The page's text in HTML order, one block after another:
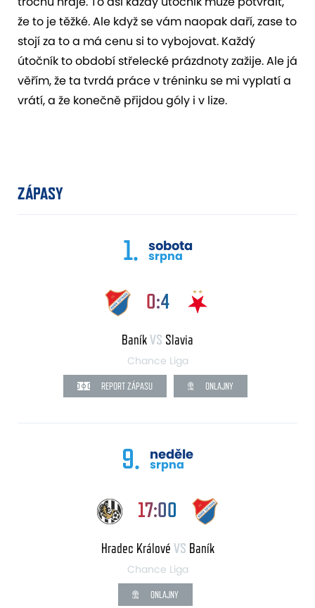
že to je těžké. Ale když se vám naopak daří, zase to
stojí za to a má cenu si to vybojovat. Každý
útočník to období střelecké prázdnoty zažije. Ale já
věřím, že ta tvrdá práce v tréninku se mi vyplatí a
vrátí, a že konečně přijdou góly i v lize.
ZÁPASY
1. sobota
srpna
0:4
BaníkVS Slavia
Chance Liga
REPORT ZÁPASU ONLAJNY
9. neděle
srpna
17:00
Hradec Králové VS Baník
Chance Liga
ONLAJNY